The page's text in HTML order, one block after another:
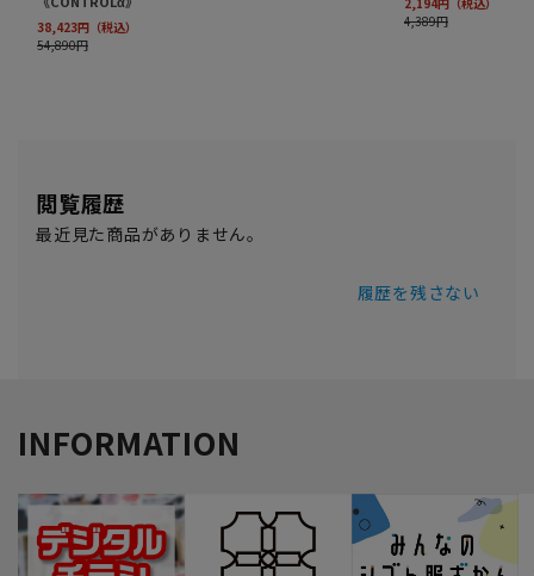
閲覧履歴
最近見た商品がありません。
履歴を残さない
INFORMATION